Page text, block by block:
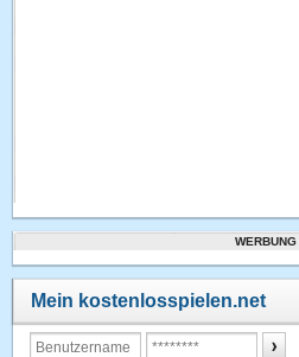
WERBUNG
Mein kostenlosspielen.net